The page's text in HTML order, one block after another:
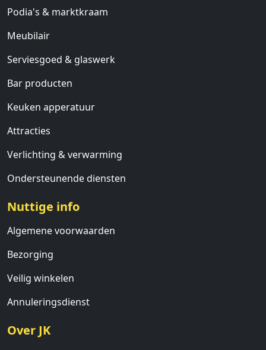
Podia's & marktkraam
Meubilair
Serviesgoed & glaswerk
Bar producten
Keuken apperatuur
Attracties
Verlichting & verwarming
Ondersteunende diensten
Nuttige info
Algemene voorwaarden
Bezorging
Veilig winkelen
Annuleringsdienst
Over JK